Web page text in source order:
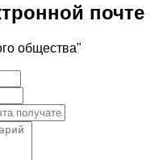
почте
общества"